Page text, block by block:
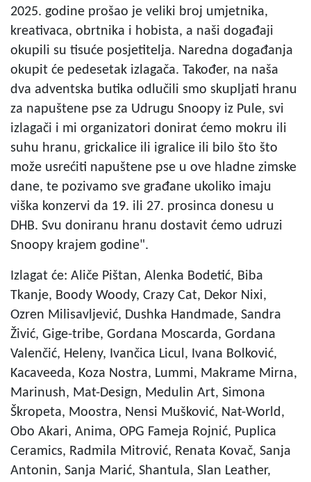
2025. godine prošao je veliki broj umjetnika,
kreativaca, obrtnika i hobista, a naši događaji
okupili su tisuće posjetitelja. Naredna događanja
okupit će pedesetak izlagača. Također, na naša
dva adventska butika odlučili smo skupljati hranu
za napuštene pse za Udrugu Snoopy iz Pule, svi
izlagači i mi organizatori donirat ćemo mokru ili
suhu hranu, grickalice ili igralice ili bilo što što
može usrećiti napuštene pse u ove hladne zimske
dane, te pozivamo sve građane ukoliko imaju
viška konzervi da 19. ili 27. prosinca donesu u
DHB. Svu doniranu hranu dostavit ćemo udruzi
Snoopy krajem godine".
Izlagat će: Aliče Pištan, Alenka Bodetić, Biba
Tkanje, Boody Woody, Crazy Cat, Dekor Nixi,
Ozren Milisavljević, Dushka Handmade, Sandra
Živić, Gige-tribe, Gordana Moscarda, Gordana
Valenčić, Heleny, Ivančica Licul, Ivana Bolković,
Kacaveeda, Koza Nostra, Lummi, Makrame Mirna,
Marinush, Mat-Design, Medulin Art, Simona
Škropeta, Moostra, Nensi Mušković, Nat-World,
Obo Akari, Anima, OPG Fameja Rojnić, Puplica
Ceramics, Radmila Mitrović, Renata Kovač, Sanja
Antonin, Sanja Marić, Shantula, Slan Leather,